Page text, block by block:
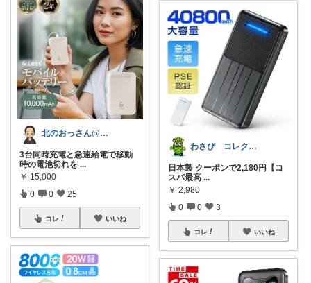
北のおっさん@ガジェット好き
3台同時充電と急速給電で移動
時の電池切れを ...
￥ 15,000
0 0 25
コレ いいね
わさび コレクションもご利用ください
日本製 クーポンで2,180円【コ
スパ最高 ...
￥ 2,980
0 0 3
コレ いいね